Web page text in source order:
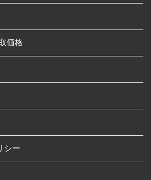
基板破損修理（重度）
交換
績
ネル交換修理
リー交換
部品修理
Max
価格
シー